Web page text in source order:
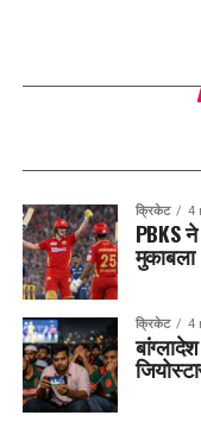
क्रिकेट 4
PBKS
मुकाबला
क्रिकेट 4